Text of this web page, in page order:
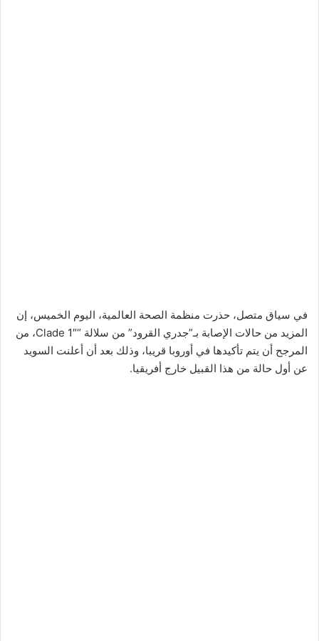
في سياق متصل، حذرت منظمة الصحة العالمية، اليوم الخميس، إن
المزيد من حالات الإصابة بـ”جدري القرود” من سلالة “Clade 1″، من
المرجح أن يتم تأكيدها في أوروبا قريبا، وذلك بعد أن أعلنت السويد
عن أول حالة من هذا القبيل خارج أفريقيا.